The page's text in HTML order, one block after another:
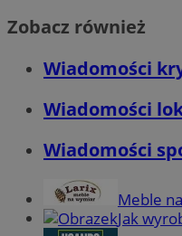
Zobacz również
Wiadomości
Wiadomości
Wiadomości
Meble
Jak